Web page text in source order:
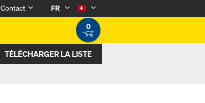
Contact
FR
0
TÉLÉCHARGER LA LISTE